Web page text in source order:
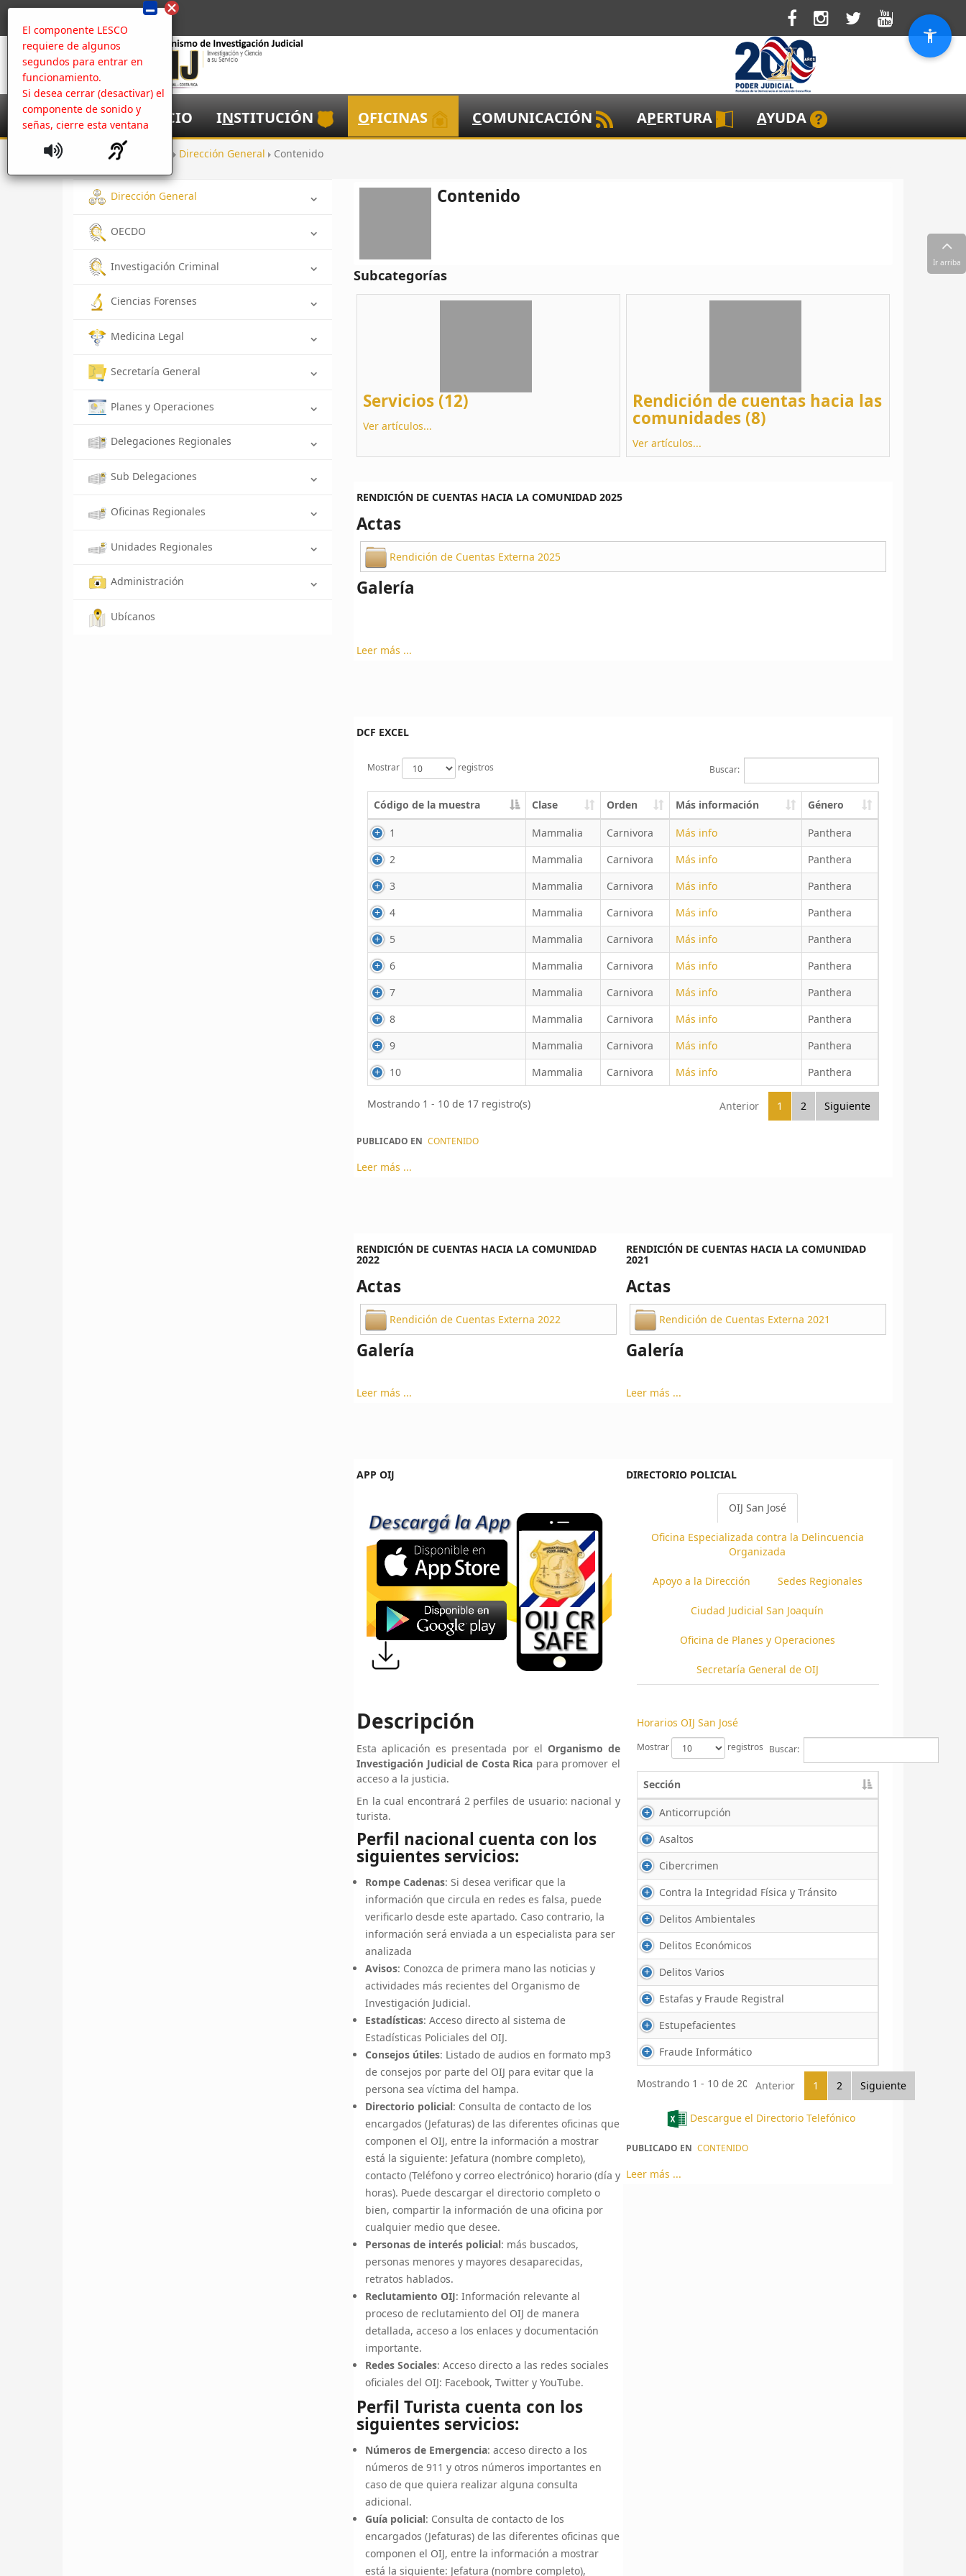
El componente LESCO
requiere de algunos
segundos para entrar en
funcionamiento.
Si desea cerrar (desactivar) el
componente de sonido y
señas, cierre esta ventana
NICIO INSTITUCIÓN OFICINAS COMUNICACIÓN APERTURA AYUDA
Inicio Dirección General Contenido
Dirección General
OECDO
Investigación Criminal
Ciencias Forenses
Medicina Legal
Secretaría General
Planes y Operaciones
Delegaciones Regionales
Sub Delegaciones
Oficinas Regionales
Unidades Regionales
Administración
Ubícanos
Contenido
Subcategorías
Servicios (12)
Ver artículos...
Rendición de cuentas hacia las
comunidades (8)
Ver artículos...
RENDICIÓN DE CUENTAS HACIA LA COMUNIDAD 2025
Actas
Rendición de Cuentas Externa 2025
Galería
Leer más ...
DCF EXCEL
Mostrar registros Buscar:
Código de la muestra Clase Orden Más información Género
1 Mammalia Carnivora Más info
Panthera
2
Mammalia Carnivora Más info
Panthera
3
Mammalia Carnivora Más info
Panthera
4
Mammalia Carnivora Más info
Panthera
5
Mammalia Carnivora Más info
Panthera
6
Mammalia Carnivora Más info
Panthera
7
Mammalia Carnivora Más info
Panthera
8
Mammalia Carnivora Más info
Panthera
9
Mammalia Carnivora Más info
Panthera
10
Mammalia Carnivora Más info Panthera
Mostrando 1 - 10 de 17 registro(s) Anterior 1 2 Siguiente
PUBLICADO EN CONTENIDO
Leer más ...
RENDICIÓN DE CUENTAS HACIA LA COMUNIDAD
2022
Actas
Rendición de Cuentas Externa 2022
Galería
Leer más ...
RENDICIÓN DE CUENTAS HACIA LA COMUNIDAD
2021
Actas
Rendición de Cuentas Externa 2021
Galería
Leer más ...
APP OIJ
Descripción
Esta aplicación es presentada por el Organismo de
Investigación Judicial de Costa Rica para promover el
acceso a la justicia.
En la cual encontrará 2 perfiles de usuario: nacional y
turista.
Perfil nacional cuenta con los
siguientes servicios:
Rompe Cadenas: Si desea verificar que la
información que circula en redes es falsa, puede
verificarlo desde este apartado. Caso contrario, la
información será enviada a un especialista para ser
analizada
Avisos: Conozca de primera mano las noticias y
actividades más recientes del Organismo de
Investigación Judicial.
Estadísticas: Acceso directo al sistema de
Estadísticas Policiales del OIJ.
Consejos útiles: Listado de audios en formato mp3
de consejos por parte del OIJ para evitar que la
persona sea víctima del hampa.
Directorio policial: Consulta de contacto de los
encargados (Jefaturas) de las diferentes oficinas que
componen el OIJ, entre la información a mostrar
está la siguiente: Jefatura (nombre completo),
contacto (Teléfono y correo electrónico) horario (día y
horas). Puede descargar el directorio completo o
bien, compartir la información de una oficina por
cualquier medio que desee.
Personas de interés policial: más buscados,
personas menores y mayores desaparecidas,
retratos hablados.
Reclutamiento OIJ: Información relevante al
proceso de reclutamiento del OIJ de manera
detallada, acceso a los enlaces y documentación
importante.
Redes Sociales: Acceso directo a las redes sociales
oficiales del OIJ: Facebook, Twitter y YouTube.
Perfil Turista cuenta con los
siguientes servicios:
Números de Emergencia: acceso directo a los
números de 911 y otros números importantes en
caso de que quiera realizar alguna consulta
adicional.
Guía policial: Consulta de contacto de los
encargados (Jefaturas) de las diferentes oficinas que
componen el OIJ, entre la información a mostrar
está la siguiente: Jefatura (nombre completo),
DIRECTORIO POLICIAL
OIJ San José
Oficina Especializada contra la Delincuencia
Organizada
Apoyo a la Dirección Sedes Regionales
Ciudad Judicial San Joaquín
Oficina de Planes y Operaciones
Secretaría General de OIJ
Horarios OIJ San José
Mostrar registros Buscar:
Sección
Anticorrupción
Asaltos
Cibercrimen
Contra la Integridad Física y Tránsito
Delitos Ambientales
Delitos Económicos
Delitos Varios
Estafas y Fraude Registral
Estupefacientes
Fraude Informático
Mostrando 1 - 10 de 20 registro(s)
Anterior 1 2 Siguiente
Descargue el Directorio Telefónico
PUBLICADO EN CONTENIDO
Leer más ...
Ir arriba